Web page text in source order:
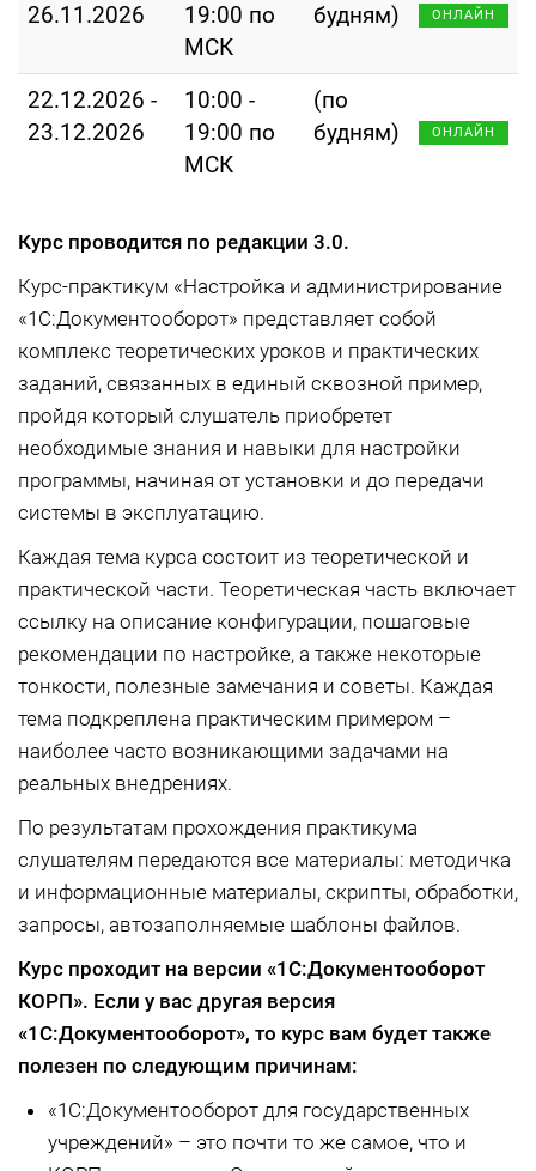
26.11.2026
19:00 по
МСК
будням)
ОНЛАЙН
22.12.2026 -
23.12.2026
10:00 -
19:00 по
МСК
(по
будням)
ОНЛАЙН
Курс проводится по редакции 3.0.
Курс-практикум «Настройка и администрирование
«1С:Документооборот» представляет собой
комплекс теоретических уроков и практических
заданий, связанных в единый сквозной пример,
пройдя который слушатель приобретет
необходимые знания и навыки для настройки
программы, начиная от установки и до передачи
системы в эксплуатацию.
Каждая тема курса состоит из теоретической и
практической части. Теоретическая часть включает
ссылку на описание конфигурации, пошаговые
рекомендации по настройке, а также некоторые
тонкости, полезные замечания и советы. Каждая
тема подкреплена практическим примером –
наиболее часто возникающими задачами на
реальных внедрениях.
По результатам прохождения практикума
слушателям передаются все материалы: методичка
и информационные материалы, скрипты, обработки,
запросы, автозаполняемые шаблоны файлов.
Курс проходит на версии «1С:Документооборот
КОРП». Если у вас другая версия
«1С:Документооборот», то курс вам будет также
полезен по следующим причинам:
«1С:Документооборот для государственных
учреждений» – это почти то же самое, что и